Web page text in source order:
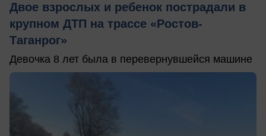
Двое взрослых и ребенок пострадали в
крупном ДТП на трассе «Ростов-
Таганрог»
Девочка 8 лет была в перевернувшейся машине